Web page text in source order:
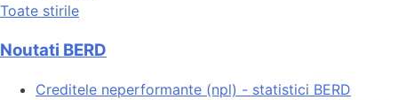
Toate stirile
Noutati BERD
Creditele neperformante (npl) - statistici BERD